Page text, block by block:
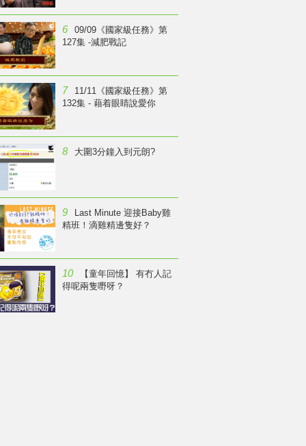
6
09/09《國家級任務》第
127集 -減肥戰記
7
11/11《國家級任務》第
132集 - 藉着眼睛說愛你
8 大圍3分鐘入到元朗?
9
Last Minute 迎接Baby雞
精班！滴雞精邊隻好？
10
【童年回憶】 有冇人記
得呢兩隻嘢呀？